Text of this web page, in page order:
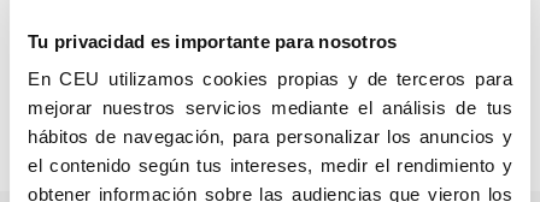
Tu privacidad es importante para nosotros
En CEU utilizamos cookies propias y de terceros para
mejorar nuestros servicios mediante el análisis de tus
hábitos de navegación, para personalizar los anuncios y
el contenido según tus intereses, medir el rendimiento y
obtener información sobre las audiencias que vieron los
del citado Instituto. Cuenta con numerosas
publicaciones entre las que destacan 4 monografías,
además de cuantiosos capítulos de libros y artículos
en revistas especializadas.